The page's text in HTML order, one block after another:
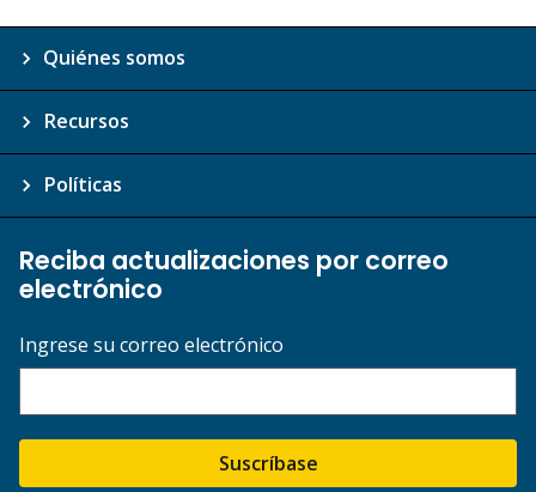
Quiénes somos
Recursos
Políticas
Reciba actualizaciones por correo
electrónico
Ingrese su correo electrónico
Suscríbase